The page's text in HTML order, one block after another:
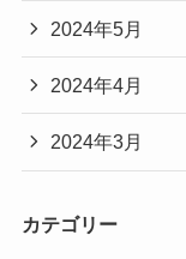
2024年5月
2024年4月
2024年3月
カテゴリー